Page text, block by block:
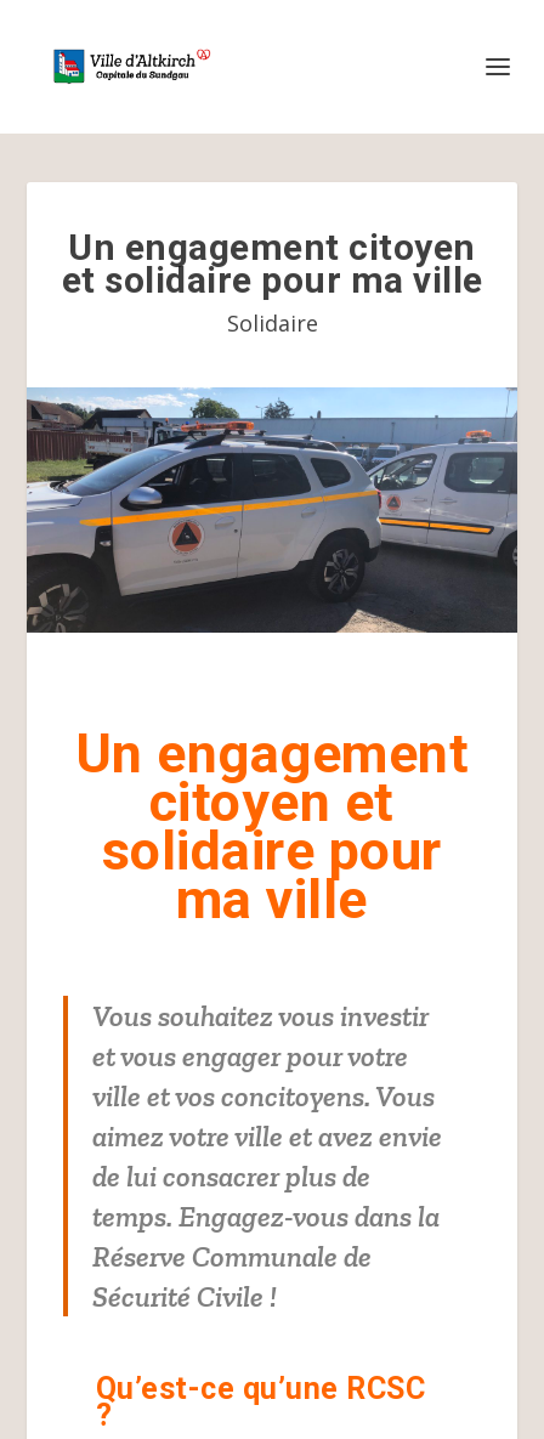
Un engagement citoyen
et solidaire pour ma ville
Solidaire
Un engagement
citoyen et
solidaire pour
ma ville
Vous souhaitez vous investir
et vous engager pour votre
ville et vos concitoyens. Vous
aimez votre ville et avez envie
de lui consacrer plus de
temps. Engagez-vous dans la
Réserve Communale de
Sécurité Civile !
Qu’est-ce qu’une RCSC
?